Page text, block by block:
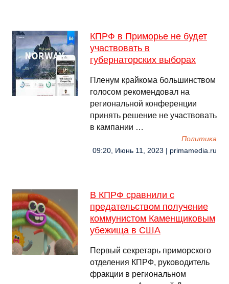
КПРФ в Приморье не будет
участвовать в
губернаторских выборах
Пленум крайкома большинством
голосом рекомендовал на
региональной конференции
принять решение не участвовать
в кампании …
Политика
09:20, Июнь 11, 2023 | primamedia.ru
В КПРФ сравнили с
предательством получение
коммунистом Каменщиковым
убежища в США
Первый секретарь приморского
отделения КПРФ, руководитель
фракции в региональном